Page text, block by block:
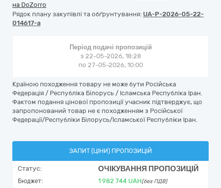
на DoZorro
Рядок плану закупівлі та обґрунтування: UA-P-2026-05-22-
014617-a
Період подачі пропозицій
з 22-05-2026, 18:28
по 27-05-2026, 10:00
Країною походження товару не може бути Російська
Федерація / Республіка Білорусь / Ісламська Республіка Іран.
Фактом подання цінової пропозиції учасник підтверджує, що
запропонований товар не є походженням з Російської
Федерації/Республіки Білорусь/Ісламської Республіки Іран.
ЗАПИТ (ЦІНИ) ПРОПОЗИЦІЙ
Статус: ОЧІКУВАННЯ ПРОПОЗИЦІЙ
Бюджет: 1 982 744 UAH(без ПДВ)